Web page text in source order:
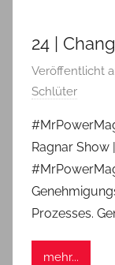
24 |
Veröffentlicht
Schlüter
Ragnar Show
Prozesses.
mehr...